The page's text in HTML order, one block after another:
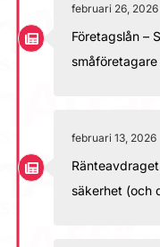
februari 26, 2026
Företagslån –
februari 13, 2026
säkerhet (och